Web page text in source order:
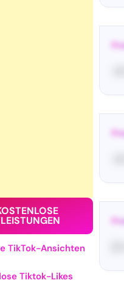
TikTok-Ansichten
Tiktok-Likes